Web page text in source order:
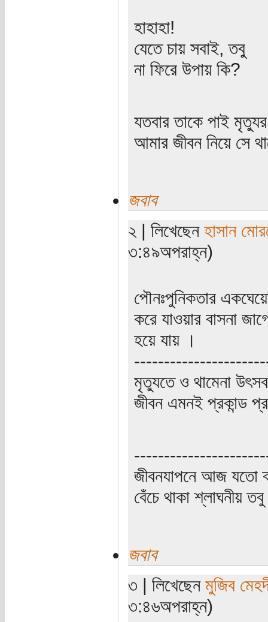
হাহাহা!
যেতে চায় সবাই, তবু
না ফিরে উপায় কি?
যতবার তাকে পাই
আমার জীবন নিয়ে সে
জবাব
২ | লিখেছেন হাসান
৩:৪৯অপরাহ্ন)
পৌনঃপুনিকতার
করে যাওয়ার বাসনা
হয়ে যায় ।
মৃত্যুতে ও থামেনা উৎসব
জীবন এমনই প্রকান্ড
জীবনযাপনে আজ যতো
বেঁচে থাকা শ্লাঘনীয়
জবাব
৩ | লিখেছেন মুজিব
৩:৪৬অপরাহ্ন)